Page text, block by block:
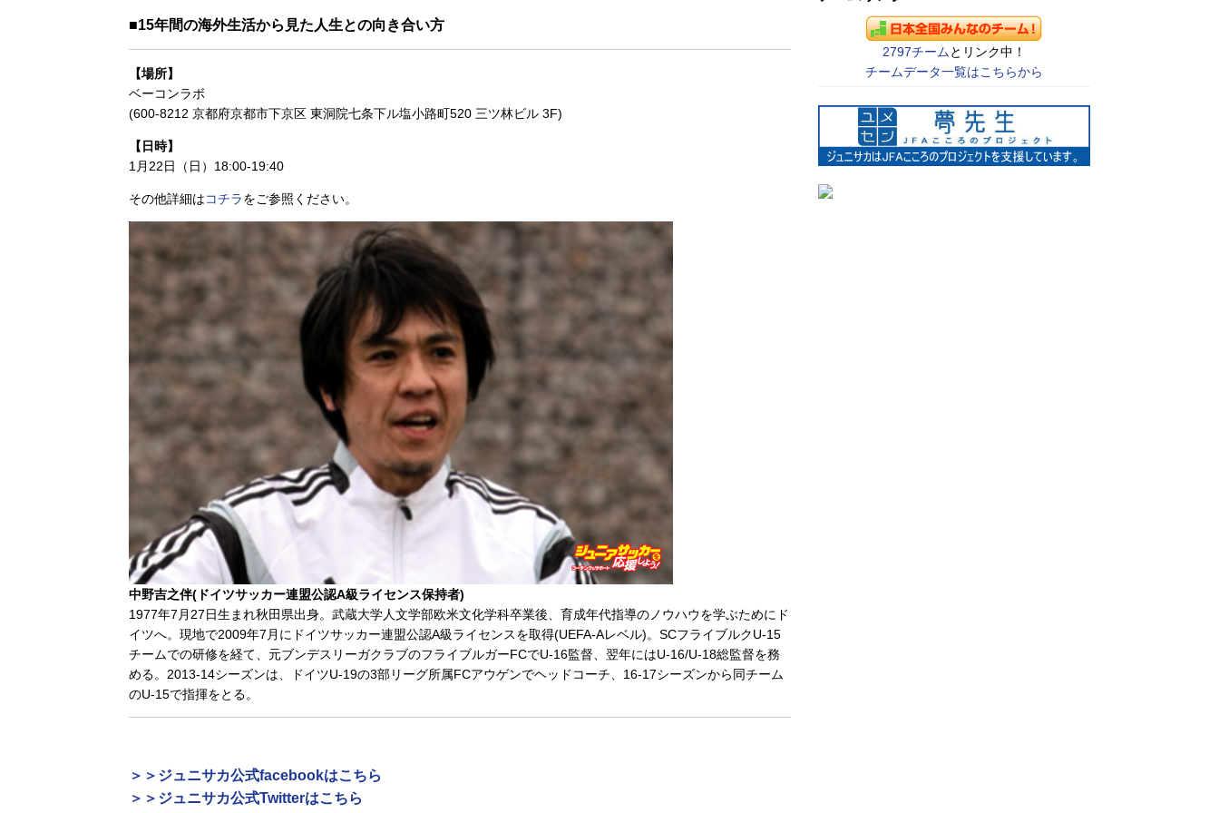
■15年間の海外生活から見た人生との向き合い方
【場所】
ベーコンラボ
(600-8212‬ 京都府京都市下京区 東洞院七条下ル塩小路町520 三ツ林ビル 3F)
【日時】
1月22日（日）18:00-19:40
その他詳細はコチラをご参照ください。
中野吉之伴(ドイツサッカー連盟公認A級ライセンス保持者)
1977年7月27日生まれ秋田県出身。武蔵大学人文学部欧米文化学科卒業後、育成年代指導のノウハウを学ぶためにド
イツへ。現地で2009年7月にドイツサッカー連盟公認A級ライセンスを取得(UEFA-Aレベル)。SCフライブルクU-15
チームでの研修を経て、元ブンデスリーガクラブのフライブルガーFCでU-16監督、翌年にはU-16/U-18総監督を務
める。2013-14シーズンは、ドイツU-19の3部リーグ所属FCアウゲンでヘッドコーチ、16-17シーズンから同チーム
のU-15で指揮をとる。
＞＞ジュニサカ公式facebookはこちら
＞＞ジュニサカ公式Twitterはこちら
2797チーム とリンク中！
チームデータ一覧はこちらから